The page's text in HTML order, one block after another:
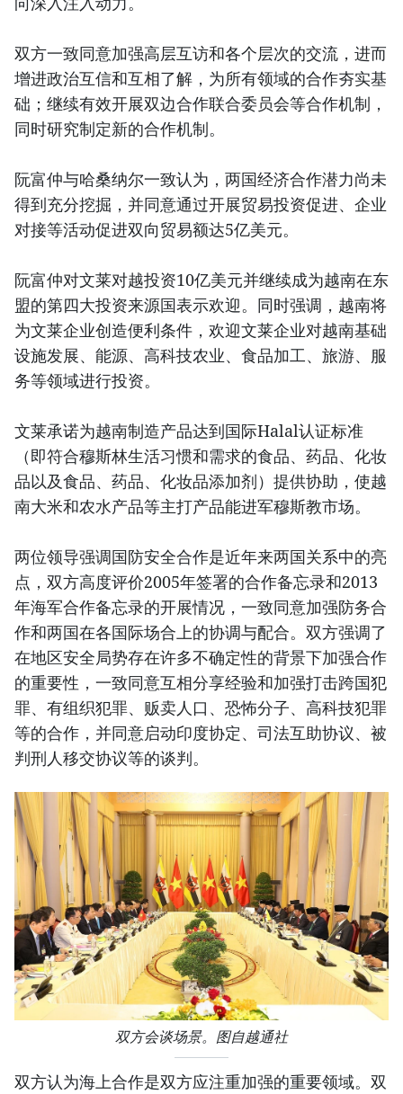
双方一致同意加强高层互访和各个层次的交流，进而
增进政治互信和互相了解，为所有领域的合作夯实基
础；继续有效开展双边合作联合委员会等合作机制，
同时研究制定新的合作机制。
阮富仲与哈桑纳尔一致认为，两国经济合作潜力尚未
得到充分挖掘，并同意通过开展贸易投资促进、企业
对接等活动促进双向贸易额达5亿美元。
阮富仲对文莱对越投资10亿美元并继续成为越南在东
盟的第四大投资来源国表示欢迎。同时强调，越南将
为文莱企业创造便利条件，欢迎文莱企业对越南基础
设施发展、能源、高科技农业、食品加工、旅游、服
务等领域进行投资。
文莱承诺为越南制造产品达到国际Halal认证标准
（即符合穆斯林生活习惯和需求的食品、药品、化妆
品以及食品、药品、化妆品添加剂）提供协助，使越
南大米和农水产品等主打产品能进军穆斯教市场。
两位领导强调国防安全合作是近年来两国关系中的亮
点，双方高度评价2005年签署的合作备忘录和2013
年海军合作备忘录的开展情况，一致同意加强防务合
作和两国在各国际场合上的协调与配合。双方强调了
在地区安全局势存在许多不确定性的背景下加强合作
的重要性，一致同意互相分享经验和加强打击跨国犯
罪、有组织犯罪、贩卖人口、恐怖分子、高科技犯罪
等的合作，并同意启动印度协定、司法互助协议、被
判刑人移交协议等的谈判。
双方会谈场景。图自越通社
双方认为海上合作是双方应注重加强的重要领域。双